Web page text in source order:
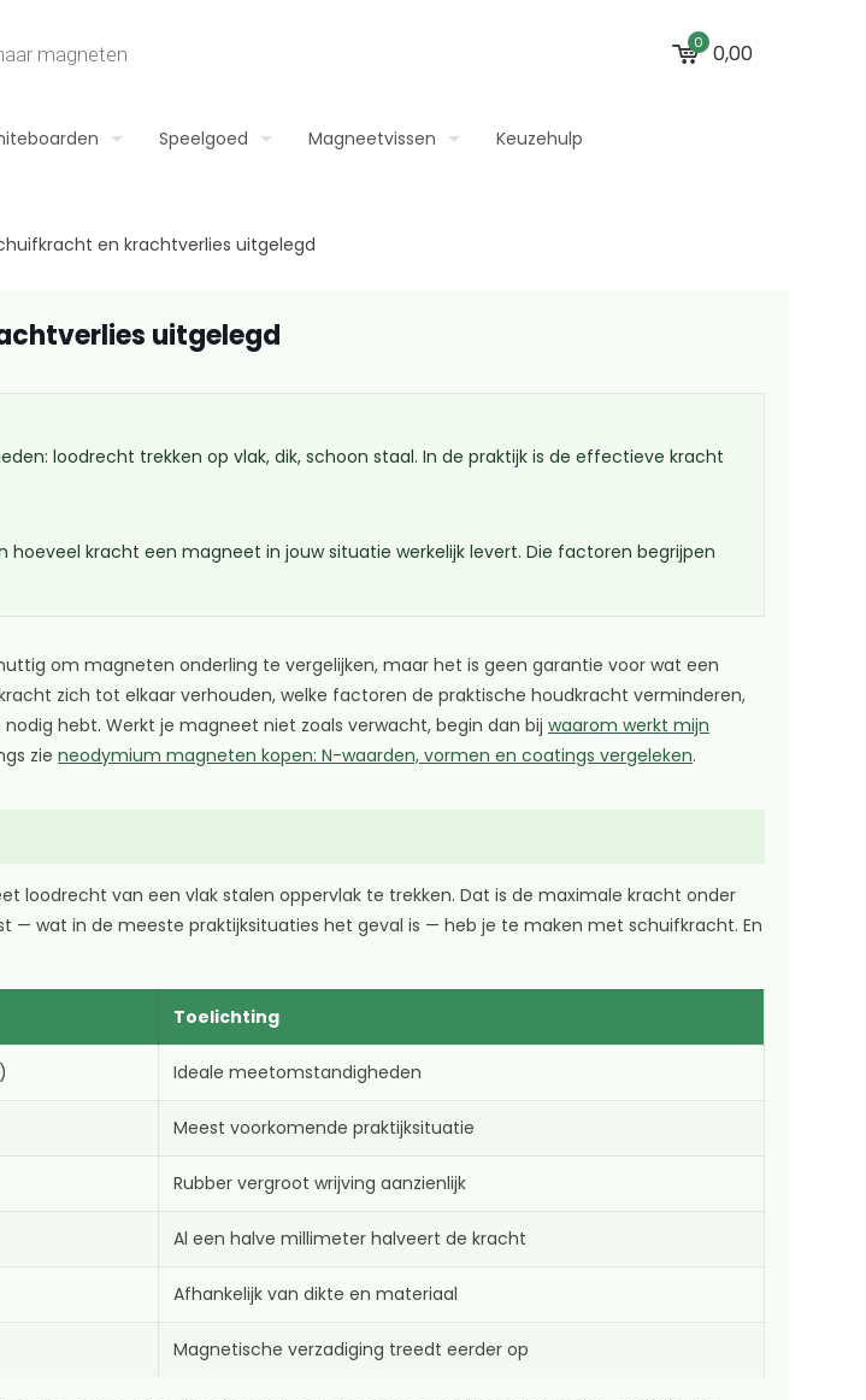
0 0,00
Speelgoed Magneetvissen Keuzehulp
en krachtverlies uitgelegd
uitgelegd
loodrecht trekken op vlak, dik, schoon staal. In de praktijk is de effectieve kracht
kracht een magneet in jouw situatie werkelijk levert. Die factoren begrijpen
om magneten onderling te vergelijken, maar het is geen garantie voor wat een
zich tot elkaar verhouden, welke factoren de praktische houdkracht verminderen,
hebt. Werkt je magneet niet zoals verwacht, begin dan bij waarom werkt mijn
zie neodymium magneten kopen: N-waarden, vormen en coatings vergeleken.
loodrecht van een vlak stalen oppervlak te trekken. Dat is de maximale kracht onder
wat in de meeste praktijksituaties het geval is — heb je te maken met schuifkracht. En
Toelichting
Ideale meetomstandigheden
Meest voorkomende praktijksituatie
Rubber vergroot wrijving aanzienlijk
Al een halve millimeter halveert de kracht
Afhankelijk van dikte en materiaal
Magnetische verzadiging treedt eerder op